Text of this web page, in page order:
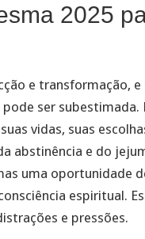
2025
e transformação,
ser
vidas, suas
abstinência e do
uma oportunidade
espiritual.
e pressões.